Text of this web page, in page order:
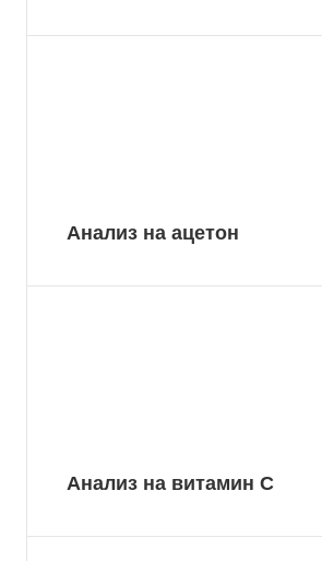
Анализ на ацетон
Анализ на витамин C